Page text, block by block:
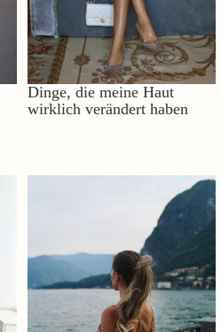
Dinge, die meine Haut
wirklich verändert haben